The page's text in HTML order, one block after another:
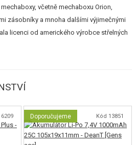
Coatingzabraňující poškrábání.
závitem.
nastavení (chráněná evropským
Flat Hopzlepší stabilitu kuliček.
rychlé výměny pružiny
™, který
přizpůsobit výkon zbraně požadavkům na
nářadí (chráněno evropským
včetně mechaboxu Orion,
zásobníky a mnoha dalšími výjimečnými
licenci od amerického výrobce střelných
Doporučujeme Kód 13851